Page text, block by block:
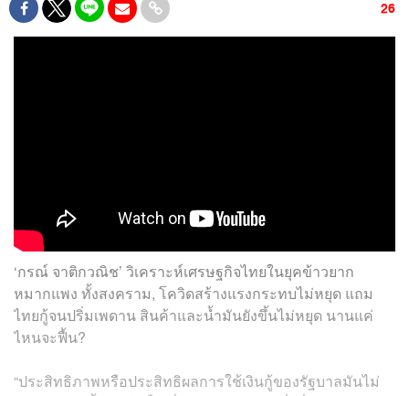
26
‘กรณ์ จาติกวณิช’ วิเคราะห์เศรษฐกิจไทยในยุคข้าวยาก
หมากแพง ทั้งสงคราม, โควิดสร้างแรงกระทบไม่หยุด แถม
ไทยกู้จนปริ่มเพดาน สินค้าและน้ำมันยังขึ้นไม่หยุด นานแค่
ไหนจะฟื้น?
“ประสิทธิภาพหรือประสิทธิผลการใช้เงินกู้ของรัฐบาลมันไม่